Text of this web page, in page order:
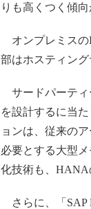
りも高くつく傾向
オンプレミスの
部はホスティング
サードパーティ
を設計するに当
ョンは、従来の
必要とする大型
化技術も、HANA
さらに、「SAP